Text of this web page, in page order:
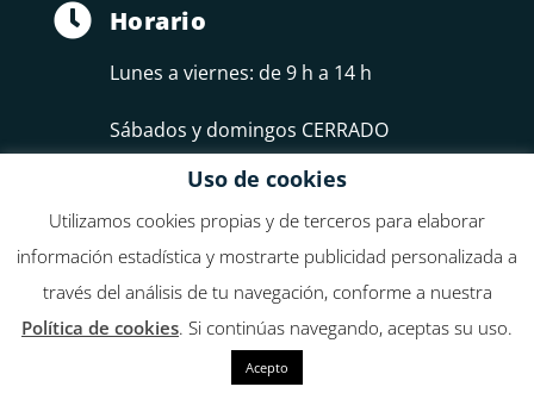
 Horario
Lunes a viernes: de 9 h a 14 h
Sábados y domingos CERRADO
Federación de Empresarios del Guadalhorce, FEDELHORCE
Aviso Legal
Uso de cookies
Utilizamos cookies propias y de terceros para elaborar
información estadística y mostrarte publicidad personalizada a
través del análisis de tu navegación, conforme a nuestra
Política de cookies. Si continúas navegando, aceptas su uso.
Acepto